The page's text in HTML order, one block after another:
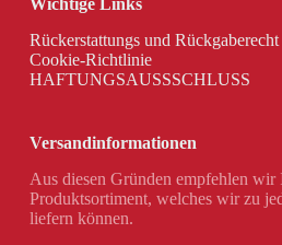
Wichtige Links
Rückerstattungs und Rückgaberecht
Cookie-Richtlinie
HAFTUNGSAUSSSCHLUSS
Versandinformationen
Aus diesen Gründen empfehlen wir
Produktsortiment, welches wir zu
liefern können.